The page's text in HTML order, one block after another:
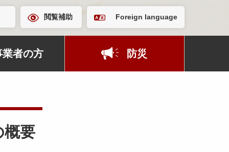
閲覧補助 Foreign language
業者の方 防災
概要